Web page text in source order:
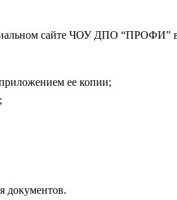
сайте ЧОУ ДПО “ПРОФИ”
ее копии;
документов.